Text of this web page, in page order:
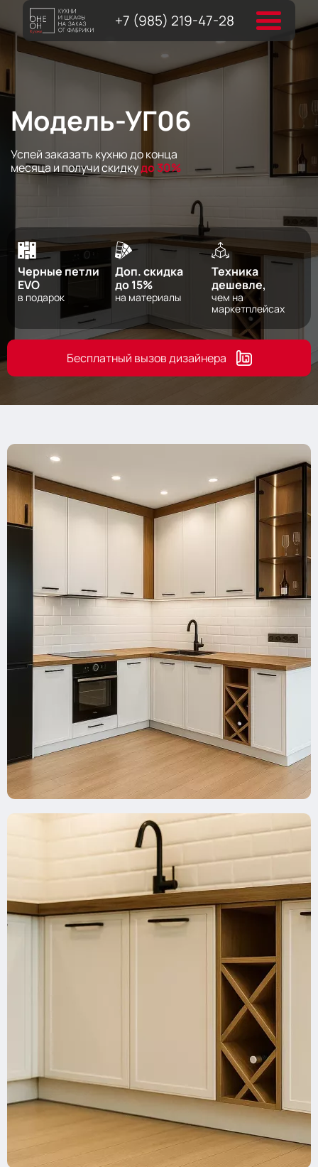
+7 (985) 219-47-28
Модель-УГ06
Успей заказать кухню до конца
месяца и получи скидкудо 30%
Черные петли
EVO
в подарок
Доп. скидка
до 15%
на материалы
Техника
дешевле,
чем на
маркетплейсах
Бесплатный вызов дизайнера